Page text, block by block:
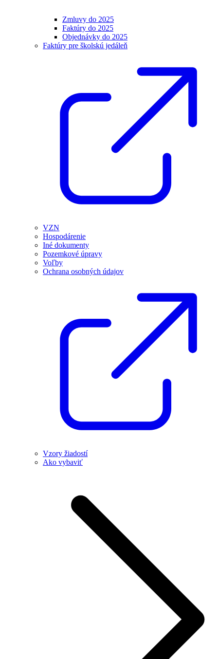
Zmluvy do 2025
Faktúry do 2025
Objednávky do 2025
Faktúry pre školskú jedáleň
VZN
Hospodárenie
Iné dokumenty
Pozemkové úpravy
Voľby
Ochrana osobných údajov
Vzory žiadostí
Ako vybaviť